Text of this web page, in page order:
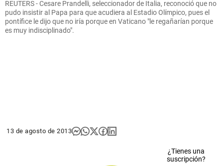
REUTERS - Cesare Prandelli, seleccionador de Italia, reconoció que no
pudo insistir al Papa para que acudiera al Estadio Olímpico, pues el
pontífice le dijo que no iría porque en Vaticano "le regañarían porque
es muy indisciplinado".
13 de agosto de 2013
¿Tienes una
suscripción?